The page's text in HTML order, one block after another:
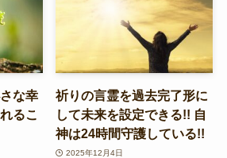
な幸
るこ
祈りの言霊を過去完了形に
して未来を設定できる!! 自
神は24時間守護している!!
2025年12月4日